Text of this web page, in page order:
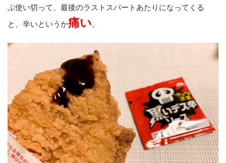
ぶ使い切って、最後のラストスパートあたりになってくる
と、辛いというか痛い。